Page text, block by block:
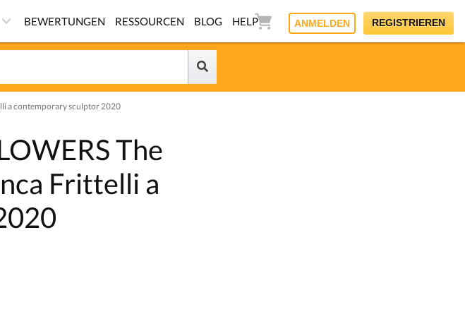
BEWERTUNGEN RESSOURCEN BLOG HELP ANMELDEN REGISTRIEREN
a contemporary sculptor 2020
The
Frittelli a